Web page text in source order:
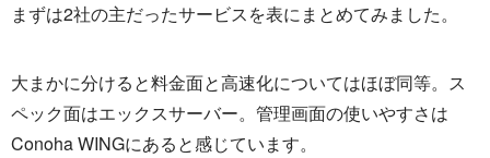
まずは2社の主だったサービスを表にまとめてみました。
大まかに分けると料金面と高速化についてはほぼ同等。ス
ペック面はエックスサーバー。管理画面の使いやすさは
Conoha WINGにあると感じています。